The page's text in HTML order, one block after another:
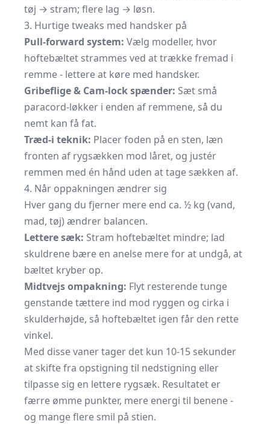
tøj → stram; flere lag → løsn.
3. Hurtige tweaks med handsker på
Pull-forward system: Vælg modeller, hvor
hoftebæltet strammes ved at trække fremad i
remme - lettere at køre med handsker.
Gribeflige & Cam-lock spænder: Sæt små
paracord-løkker i enden af remmene, så du
nemt kan få fat.
Træd-i teknik: Placer foden på en sten, læn
fronten af rygsækken mod låret, og justér
remmen med én hånd uden at tage sækken af.
4. Når oppakningen ændrer sig
Hver gang du fjerner mere end ca. ½ kg (vand,
mad, tøj) ændrer balancen.
Lettere sæk: Stram hoftebæltet mindre; lad
skuldrene bære en anelse mere for at undgå, at
bæltet kryber op.
Midtvejs ompakning: Flyt resterende tunge
genstande tættere ind mod ryggen og cirka i
skulderhøjde, så hoftebæltet igen får den rette
vinkel.
Med disse vaner tager det kun 10-15 sekunder
at skifte fra opstigning til nedstigning eller
tilpasse sig en lettere rygsæk. Resultatet er
færre ømme punkter, mere energi til benene -
og mange flere smil på stien.